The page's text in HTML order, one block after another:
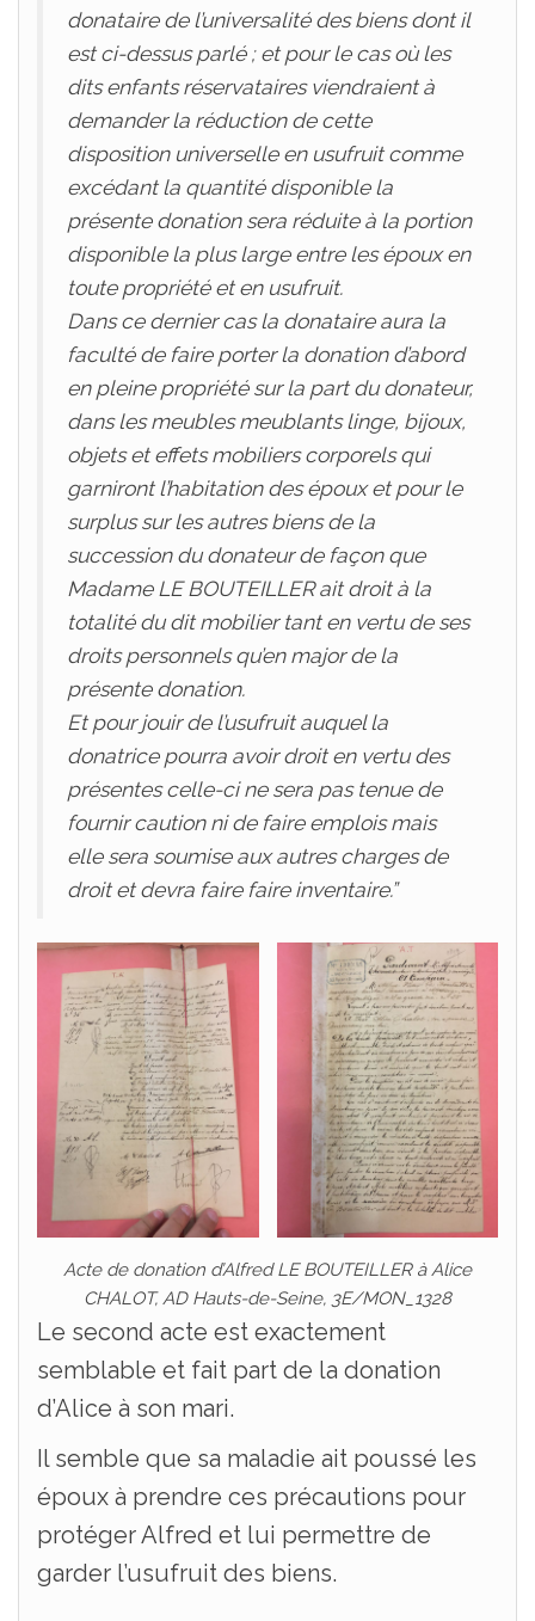
donataire de l’universalité des biens dont il
est ci-dessus parlé ; et pour le cas où les
dits enfants réservataires viendraient à
demander la réduction de cette
disposition universelle en usufruit comme
excédant la quantité disponible la
présente donation sera réduite à la portion
disponible la plus large entre les époux en
toute propriété et en usufruit.
Dans ce dernier cas la donataire aura la
faculté de faire porter la donation d’abord
en pleine propriété sur la part du donateur,
dans les meubles meublants linge, bijoux,
objets et effets mobiliers corporels qui
garniront l’habitation des époux et pour le
surplus sur les autres biens de la
succession du donateur de façon que
Madame LE BOUTEILLER ait droit à la
totalité du dit mobilier tant en vertu de ses
droits personnels qu’en major de la
présente donation.
Et pour jouir de l’usufruit auquel la
donatrice pourra avoir droit en vertu des
présentes celle-ci ne sera pas tenue de
fournir caution ni de faire emplois mais
elle sera soumise aux autres charges de
droit et devra faire faire inventaire.”
Acte de donation d’Alfred LE BOUTEILLER à Alice
CHALOT, AD Hauts-de-Seine, 3E/MON_1328
Le second acte est exactement
semblable et fait part de la donation
d’Alice à son mari.
Il semble que sa maladie ait poussé les
époux à prendre ces précautions pour
protéger Alfred et lui permettre de
garder l’usufruit des biens.